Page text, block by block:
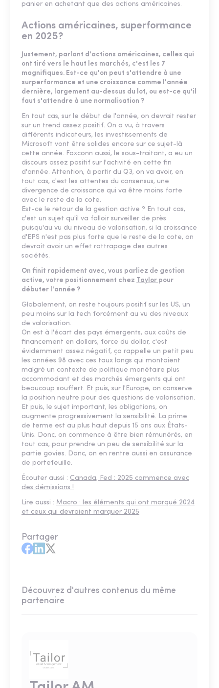
panier en achetant que des actions américaines.
Actions américaines, superformance
en 2025?
Justement, parlant d'actions américaines, celles qui
ont tiré vers le haut les marchés, c'est les 7
magnifiques. Est-ce qu'on peut s'attendre à une
surperformance et une croissance comme l'année
dernière, largement au-dessus du lot, ou est-ce qu'il
faut s'attendre à une normalisation ?
En tout cas, sur le début de l'année, on devrait rester
sur un trend assez positif. On a vu, à travers
différents indicateurs, les investissements de
Microsoft vont être solides encore sur ce sujet-là
cette année. Foxconn aussi, le sous-traitant, a eu un
discours assez positif sur l'activité en cette fin
d'année. Attention, à partir du Q3, on va avoir, en
tout cas, c'est les attentes du consensus, une
divergence de croissance qui va être moins forte
avec le reste de la cote.
Est-ce le retour de la gestion active ? En tout cas,
c'est un sujet qu'il va falloir surveiller de près
puisqu'au vu du niveau de valorisation, si la croissance
d'EPS n'est pas plus forte que le reste de la cote, on
devrait avoir un effet rattrapage des autres
sociétés.
On finit rapidement avec, vous parliez de gestion
active, votre positionnement chez Taylor pour
débuter l'année ?
Globalement, on reste toujours positif sur les US, un
peu moins sur la tech forcément au vu des niveaux
de valorisation.
On est à l'écart des pays émergents, aux coûts de
financement en dollars, force du dollar, c'est
évidemment assez négatif, ça rappelle un petit peu
les années 98 avec ces taux longs qui montaient
malgré un contexte de politique monétaire plus
accommodant et des marchés émergents qui ont
beaucoup souffert. Et puis, sur l'Europe, on conserve
la position neutre pour des questions de valorisation.
Et puis, le sujet important, les obligations, on
augmente progressivement la sensibilité. La prime
de terme est au plus haut depuis 15 ans aux États-
Unis. Donc, on commence à être bien rémunérés, en
tout cas, pour prendre un peu de sensibilité sur la
partie govies. Donc, on en rentre aussi en assurance
de portefeuille.
Écouter aussi : Canada, Fed : 2025 commence avec
des démissions !
Lire aussi : Macro : les éléments qui ont marqué 2024
et ceux qui devraient marquer 2025
Partager
Découvrez d'autres contenus du même
partenaire